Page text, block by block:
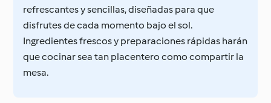
refrescantes y sencillas, diseñadas para que
disfrutes de cada momento bajo el sol.
Ingredientes frescos y preparaciones rápidas harán
que cocinar sea tan placentero como compartir la
mesa.